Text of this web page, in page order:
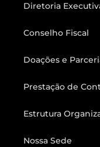
Diretoria
Conselho Fiscal
Doações e
Prestação de
Estrutura
Nossa Sede